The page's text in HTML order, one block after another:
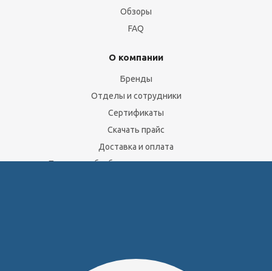
Обзоры
FAQ
О компании
Бренды
Отделы и сотрудники
Сертификаты
Скачать прайс
Доставка и оплата
Политика обработки персональных данных